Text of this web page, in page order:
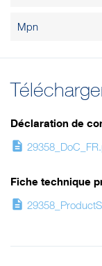
Mpn
Déclaration de
description
Fiche technique
description